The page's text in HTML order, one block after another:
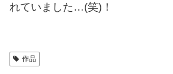
れていました…(笑)！
作品